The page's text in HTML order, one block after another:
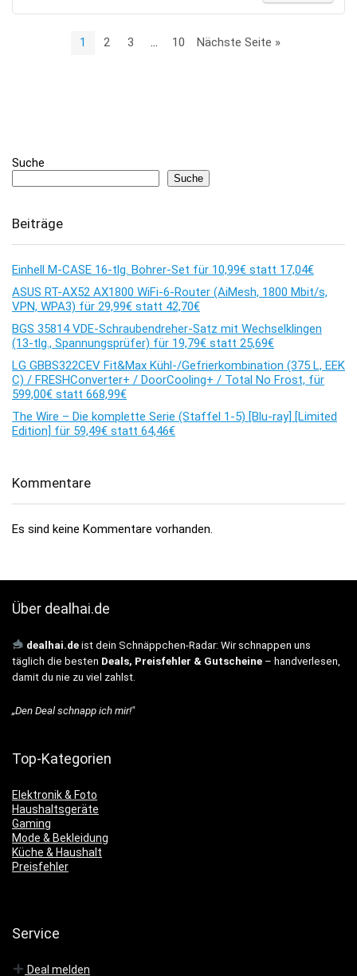
1 2 3 … 10 Nächste Seite »
Suche
Suche
Beiträge
Einhell M-CASE 16-tlg. Bohrer-Set für 10,99€ statt 17,04€
ASUS RT-AX52 AX1800 WiFi-6-Router (AiMesh, 1800 Mbit/s,
VPN, WPA3) für 29,99€ statt 42,70€
BGS 35814 VDE-Schraubendreher-Satz mit Wechselklingen
(13-tlg., Spannungsprüfer) für 19,79€ statt 25,69€
LG GBBS322CEV Fit&Max Kühl-/Gefrierkombination (375 L, EEK
C) / FRESHConverter+ / DoorCooling+ / Total No Frost, für
599,00€ statt 668,99€
The Wire – Die komplette Serie (Staffel 1-5) [Blu-ray] [Limited
Edition] für 59,49€ statt 64,46€
Kommentare
Es sind keine Kommentare vorhanden.
Über dealhai.de
dealhai.de ist dein Schnäppchen-Radar: Wir schnappen uns
täglich die besten Deals, Preisfehler & Gutscheine – handverlesen,
damit du nie zu viel zahlst.
„Den Deal schnapp ich mir!"
Top-Kategorien
Elektronik & Foto
Haushaltsgeräte
Gaming
Mode & Bekleidung
Küche & Haushalt
Preisfehler
Service
Deal melden